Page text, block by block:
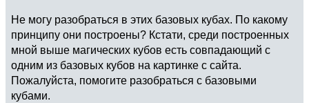
Не могу разобраться в этих базовых кубах. По какому
принципу они построены? Кстати, среди построенных
мной выше магических кубов есть совпадающий с
одним из базовых кубов на картинке с сайта.
Пожалуйста, помогите разобраться с базовыми
кубами.